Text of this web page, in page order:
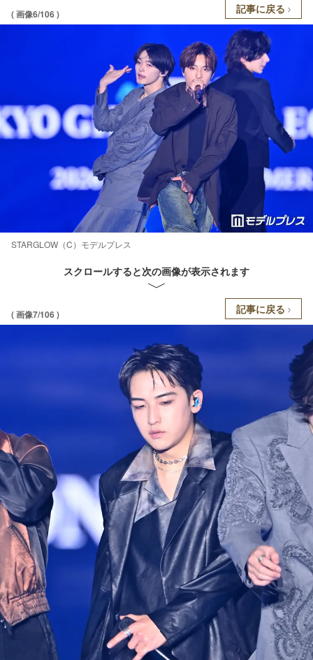
( 画像6/106 ) 記事に戻る
STARGLOW（C）モデルプレス
スクロールすると次の画像が表示されます
( 画像7/106 ) 記事に戻る